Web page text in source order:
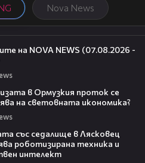
Nova News
на NOVA NEWS (07.08.2026 -
в Ормузкия проток се
на световната икономика?
със седалище в Лясковец
роботизирана техника и
интелект